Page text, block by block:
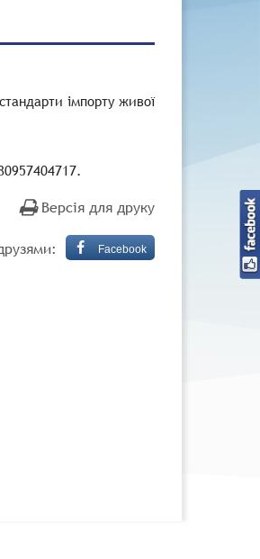
імпорту живої
Версія для друку
Facebook